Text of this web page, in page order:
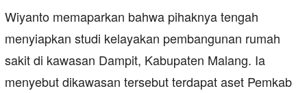
Wiyanto memaparkan bahwa pihaknya tengah
menyiapkan studi kelayakan pembangunan rumah
sakit di kawasan Dampit, Kabupaten Malang. Ia
menyebut dikawasan tersebut terdapat aset Pemkab